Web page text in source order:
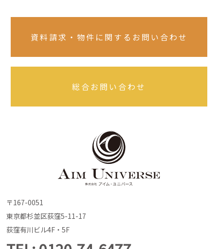
資料請求・物件に関するお問い合わせ
総合お問い合わせ
〒167-0051
東京都杉並区荻窪5-11-17
荻窪有川ビル4F・5F